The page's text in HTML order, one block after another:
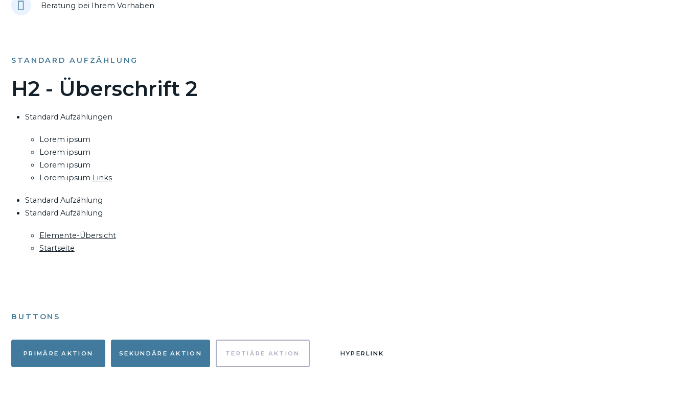
Beratung bei Ihrem Vorhaben
STANDARD AUFZÄHLUNG
H2 - Überschrift 2
Standard Aufzählungen
Lorem ipsum
Lorem ipsum
Lorem ipsum
Lorem ipsum Links
Standard Aufzählung
Standard Aufzählung
Elemente-Übersicht
Startseite
BUTTONS
PRIMÄRE AKTION SEKUNDÄRE AKTION TERTIÄRE AKTION HYPERLINK